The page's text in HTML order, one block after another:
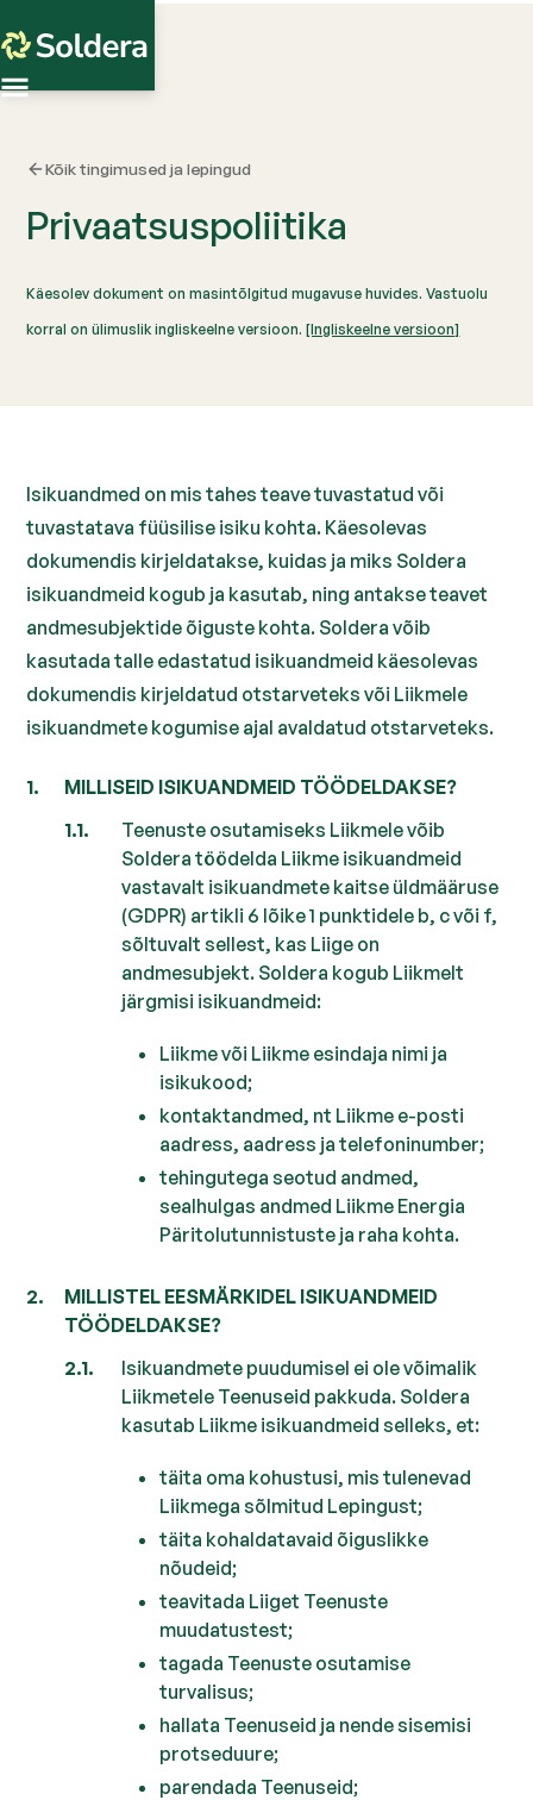
Kõik tingimused ja lepingud
Privaatsuspoliitika
Käesolev dokument on masintõlgitud mugavuse huvides. Vastuolu
korral on ülimuslik ingliskeelne versioon. [Ingliskeelne versioon]
Isikuandmed on mis tahes teave tuvastatud või
tuvastatava füüsilise isiku kohta. Käesolevas
dokumendis kirjeldatakse, kuidas ja miks Soldera
isikuandmeid kogub ja kasutab, ning antakse teavet
andmesubjektide õiguste kohta. Soldera võib
kasutada talle edastatud isikuandmeid käesolevas
dokumendis kirjeldatud otstarveteks või Liikmele
isikuandmete kogumise ajal avaldatud otstarveteks.
MILLISEID ISIKUANDMEID TÖÖDELDAKSE?
Teenuste osutamiseks Liikmele võib
Soldera töödelda Liikme isikuandmeid
vastavalt isikuandmete kaitse üldmääruse
(GDPR) artikli 6 lõike 1 punktidele b, c või f,
sõltuvalt sellest, kas Liige on
andmesubjekt. Soldera kogub Liikmelt
järgmisi isikuandmeid:
Liikme või Liikme esindaja nimi ja
isikukood;
kontaktandmed, nt Liikme e-posti
aadress, aadress ja telefoninumber;
tehingutega seotud andmed,
sealhulgas andmed Liikme Energia
Päritolutunnistuste ja raha kohta.
MILLISTEL EESMÄRKIDEL ISIKUANDMEID
TÖÖDELDAKSE?
Isikuandmete puudumisel ei ole võimalik
Liikmetele Teenuseid pakkuda. Soldera
kasutab Liikme isikuandmeid selleks, et:
täita oma kohustusi, mis tulenevad
Liikmega sõlmitud Lepingust;
täita kohaldatavaid õiguslikke
nõudeid;
teavitada Liiget Teenuste
muudatustest;
tagada Teenuste osutamise
turvalisus;
hallata Teenuseid ja nende sisemisi
protseduure;
parendada Teenuseid;